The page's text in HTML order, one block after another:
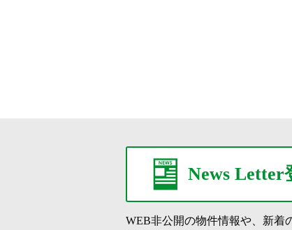
News Letter
WEB非公開の物件情報や、新着